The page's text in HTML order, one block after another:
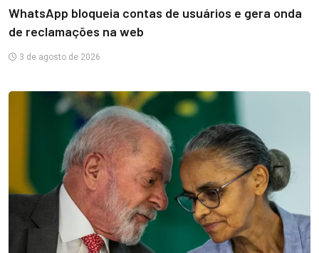
WhatsApp bloqueia contas de usuários e gera onda
de reclamações na web
3 de agosto de 2026